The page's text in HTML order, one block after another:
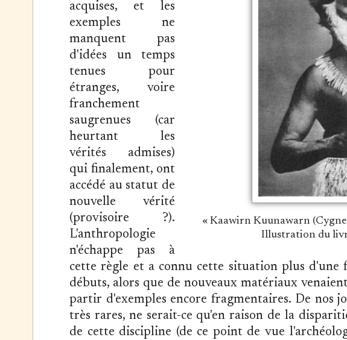
« Kaawirn Kuunawarn
Illustration du
acquises, et les
exemples ne
manquent pas
d'idées un temps
tenues pour
étranges, voire
franchement
saugrenues (car
heurtant les
vérités admises)
qui finalement, ont
accédé au statut de
nouvelle vérité
(provisoire ?).
L'anthropologie
n'échappe pas à
cette règle et a connu cette situation plus d'une
débuts, alors que de nouveaux matériaux
partir d'exemples encore fragmentaires. De nos
très rares, ne serait-ce qu'en raison de la
de cette discipline (de ce point de vue